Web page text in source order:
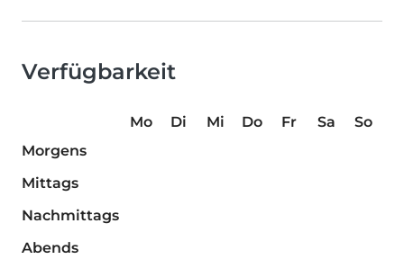
Verfügbarkeit
Mo Di Mi Do Fr Sa
So
Morgens
Mittags
Nachmittags
Abends